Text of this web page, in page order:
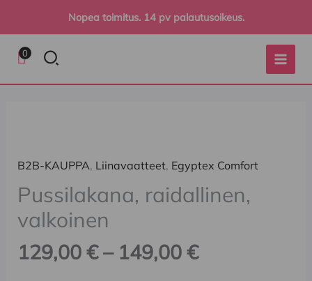
Nopea toimitus. 14 pv palautusoikeus.
0 Hae
B2B-KAUPPA, Liinavaatteet, Egyptex Comfort
Pussilakana, raidallinen,
valkoinen
129,00€ – 149,00€
-
149,00 €
valkoinen